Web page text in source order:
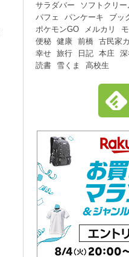
サラダバー
ソフトクリー
パフェ
パンケーキ ブッ
ポケモンGO
メルカリ
便秘 健康 前橋 古民家
幸せ 旅行 日記 本庄
読書
雪くま 高校生